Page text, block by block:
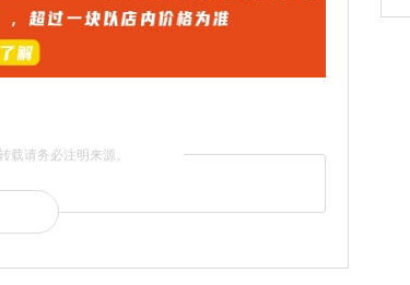
载请务必注明来源。